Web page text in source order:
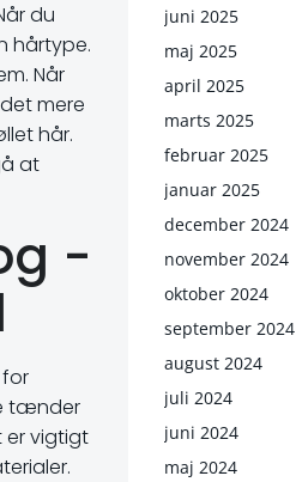
du
hårtype.
Når
mere
hår.
at
-
tænder
er vigtigt
juni 2025
maj 2025
april 2025
marts 2025
februar 2025
januar 2025
december 2024
november 2024
oktober 2024
september 2024
august 2024
juli 2024
juni 2024
maj 2024